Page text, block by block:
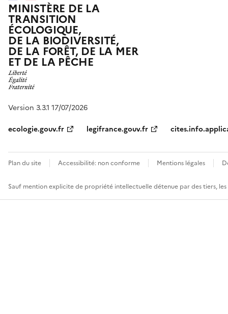
MINISTÈRE DE LA
TRANSITION
ÉCOLOGIQUE,
DE LA BIODIVERSITÉ,
DE LA FORÊT, DE LA MER
ET DE LA PÊCHE
Version 3.3.1 17/07/2026
ecologie.gouv.fr
legifrance.gouv.fr
Plan du site Accessibilité: non conforme Mentions légales
Sauf mention explicite de propriété intellectuelle détenue par des tiers,